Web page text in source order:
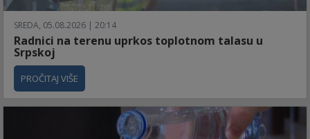
SREDA, 05.08.2026 | 20:14
Radnici na terenu uprkos toplotnom talasu u
Srpskoj
PROČITAJ VIŠE